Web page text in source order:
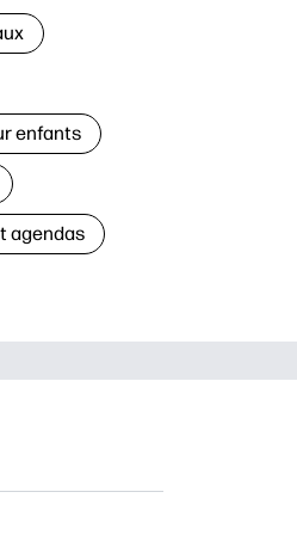
enfants
agendas